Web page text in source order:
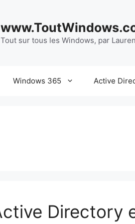
Tout sur tous les Windows, par
Windows 365 Active
Directory